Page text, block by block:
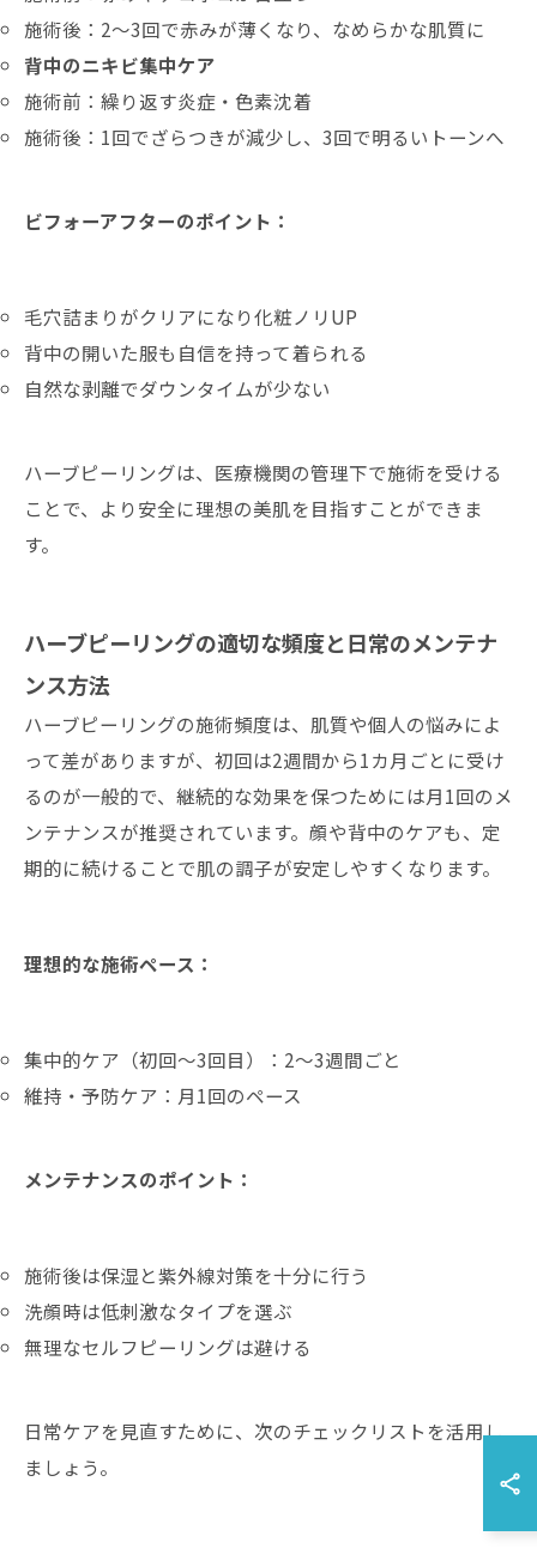
施術後：2～3回で赤みが薄くなり、なめらかな肌質に
背中のニキビ集中ケア
施術前：繰り返す炎症・色素沈着
施術後：1回でざらつきが減少し、3回で明るいトーンへ
ビフォーアフターのポイント：
毛穴詰まりがクリアになり化粧ノリUP
背中の開いた服も自信を持って着られる
自然な剥離でダウンタイムが少ない
ハーブピーリングは、医療機関の管理下で施術を受ける
ことで、より安全に理想の美肌を目指すことができま
す。
ハーブピーリングの適切な頻度と日常のメンテナ
ンス方法
ハーブピーリングの施術頻度は、肌質や個人の悩みによ
って差がありますが、初回は2週間から1カ月ごとに受け
るのが一般的で、継続的な効果を保つためには月1回のメ
ンテナンスが推奨されています。顔や背中のケアも、定
期的に続けることで肌の調子が安定しやすくなります。
理想的な施術ペース：
集中的ケア（初回～3回目）：2～3週間ごと
維持・予防ケア：月1回のペース
メンテナンスのポイント：
施術後は保湿と紫外線対策を十分に行う
洗顔時は低刺激なタイプを選ぶ
無理なセルフピーリングは避ける
日常ケアを見直すために、次のチェックリストを活用し
ましょう。